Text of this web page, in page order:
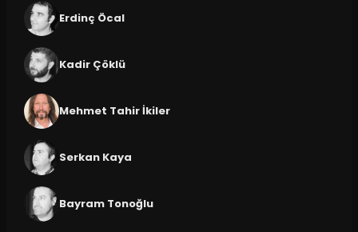
Erdinç Öcal
Kadir Çöklü
Mehmet Tahir İkiler
Serkan Kaya
Bayram Tonoğlu